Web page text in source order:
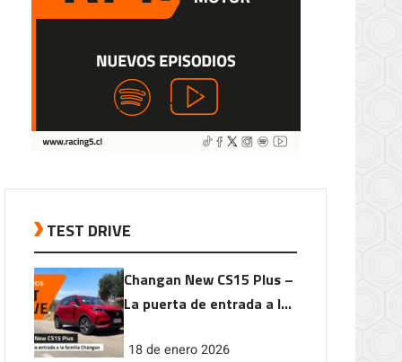
TEST DRIVE
Changan New CS15 Plus –
La puerta de entrada a la
18 de enero 2026